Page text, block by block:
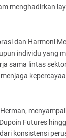
menghadirkan
dan Harmoni
individu yang
sama lintas
Futures
konsistensi